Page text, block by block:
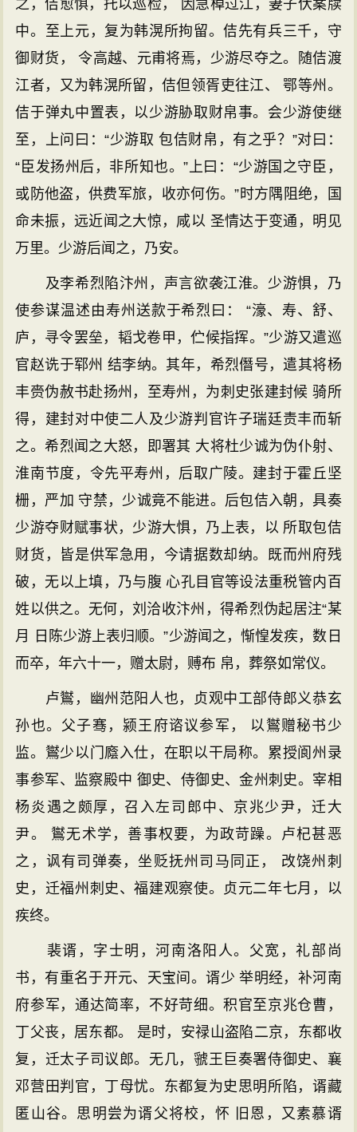
之，佶愈惧，托以巡检， 因急棹过江，妻子伏案牍
中。至上元，复为韩滉所拘留。佶先有兵三千，守
御财货， 令高越、元甫将焉，少游尽夺之。随佶渡
江者，又为韩滉所留，佶但领胥吏往江、 鄂等州。
佶于弹丸中置表，以少游胁取财帛事。会少游使继
至，上问曰：“少游取 包佶财帛，有之乎？”对曰：
“臣发扬州后，非所知也。”上曰：“少游国之守臣，
或防他盗，供费军旅，收亦何伤。”时方隅阻绝，国
命未振，远近闻之大惊，咸以 圣情达于变通，明见
万里。少游后闻之，乃安。
及李希烈陷汴州，声言欲袭江淮。少游惧，乃
使参谋温述由寿州送款于希烈曰： “濠、寿、舒、
庐，寻令罢垒，韬戈卷甲，伫候指挥。”少游又遣巡
官赵诜于郓州 结李纳。其年，希烈僭号，遣其将杨
丰赍伪赦书赴扬州，至寿州，为刺史张建封候 骑所
得，建封对中使二人及少游判官许子瑞廷责丰而斩
之。希烈闻之大怒，即署其 大将杜少诚为伪仆射、
淮南节度，令先平寿州，后取广陵。建封于霍丘坚
栅，严加 守禁，少诚竟不能进。后包佶入朝，具奏
少游夺财赋事状，少游大惧，乃上表，以 所取包佶
财货，皆是供军急用，今请据数却纳。既而州府残
破，无以上填，乃与腹 心孔目官等设法重税管内百
姓以供之。无何，刘洽收汴州，得希烈伪起居注“某
月 日陈少游上表归顺。”少游闻之，惭惶发疾，数日
而卒，年六十一，赠太尉，赙布 帛，葬祭如常仪。
卢鸑，幽州范阳人也，贞观中工部侍郎义恭玄
孙也。父子骞，颍王府谘议参军， 以鸑赠秘书少
监。鸑少以门廕入仕，在职以干局称。累授阆州录
事参军、监察殿中 御史、侍御史、金州刺史。宰相
杨炎遇之颇厚，召入左司郎中、京兆少尹，迁大
尹。 鸑无术学，善事权要，为政苛躁。卢杞甚恶
之，讽有司弹奏，坐贬抚州司马同正， 改饶州刺
史，迁福州刺史、福建观察使。贞元二年七月，以
疾终。
裴谞，字士明，河南洛阳人。父宽，礼部尚
书，有重名于开元、天宝间。谞少 举明经，补河南
府参军，通达简率，不好苛细。积官至京兆仓曹，
丁父丧，居东都。 是时，安禄山盗陷二京，东都收
复，迁太子司议郎。无几，虢王巨奏署侍御史、襄
邓营田判官，丁母忧。东都复为史思明所陷，谞藏
匿山谷。思明尝为谞父将校，怀 旧恩，又素慕谞